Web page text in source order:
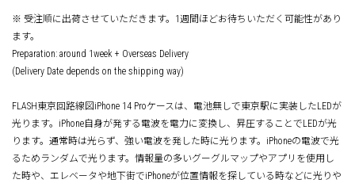
※ 受注順に出荷させていただきます。1週間ほどお待ちいただく可能性があり
ます。
Preparation: around 1week + Overseas Delivery
(Delivery Date depends on the shipping way)
FLASH東京回路線図iPhone 14 Proケースは、電池無しで東京駅に実装したLEDが
光ります。iPhone自身が発する電波を電力に変換し、昇圧することでLEDが光
ります。通常時は光らず、強い電波を発した時に光ります。iPhoneの電波で光
るためランダムで光ります。情報量の多いグーグルマップやアプリを使用し
た時や、エレベータや地下街でiPhoneが位置情報を探している時などに光りや